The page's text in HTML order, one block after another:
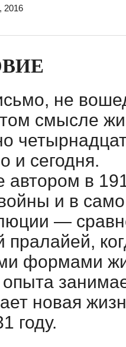
2016
не
смысле
и сегодня.
автором в
и в
—
пралайей,
формами
новая
году.